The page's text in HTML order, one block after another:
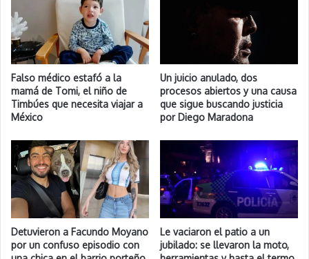
Falso médico estafó a la
mamá de Tomi, el niño de
Timbúes que necesita viajar a
México
Un juicio anulado, dos
procesos abiertos y una causa
que sigue buscando justicia
por Diego Maradona
Detuvieron a Facundo Moyano
por un confuso episodio con
Le vaciaron el patio a un
jubilado: se llevaron la moto,